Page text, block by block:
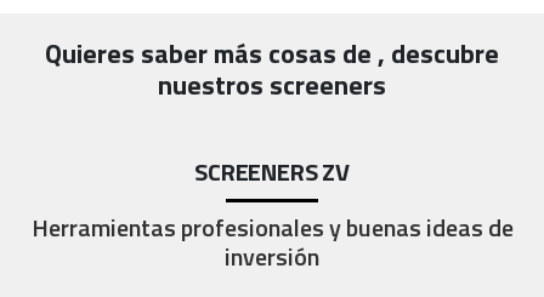
Quieres saber más cosas de, descubre
nuestros screeners
SCREENERS ZV
Herramientas profesionales y buenas ideas de
inversión